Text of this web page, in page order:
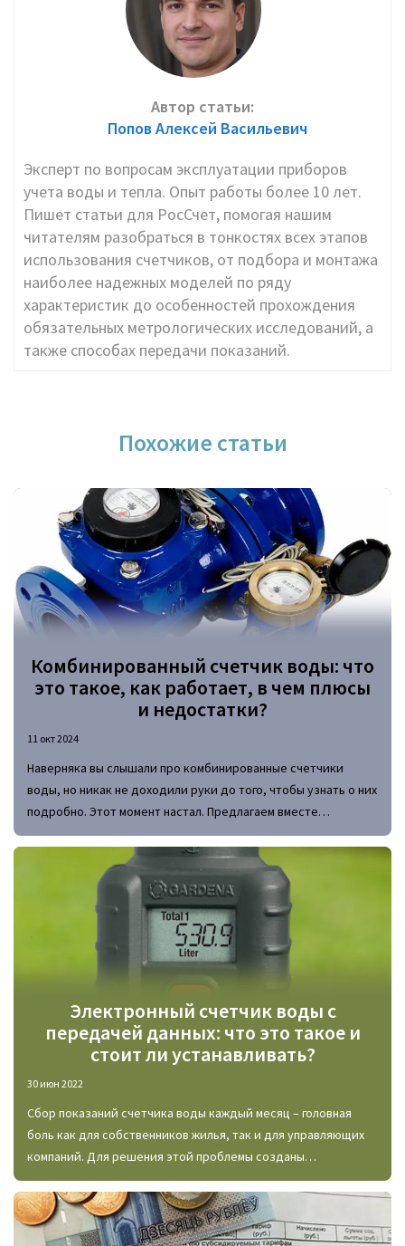
Автор статьи:
Попов Алексей Васильевич
Эксперт по вопросам эксплуатации приборов
учета воды и тепла. Опыт работы более 10 лет.
Пишет статьи для РосСчет, помогая нашим
читателям разобраться в тонкостях всех этапов
использования счетчиков, от подбора и монтажа
наиболее надежных моделей по ряду
характеристик до особенностей прохождения
обязательных метрологических исследований, а
также способах передачи показаний.
Похожие статьи
Комбинированный счетчик воды: что
это такое, как работает, в чем плюсы
и недостатки?
11 окт 2024
Наверняка вы слышали про комбинированные счетчики
воды, но никак не доходили руки до того, чтобы узнать о них
подробно. Этот момент настал. Предлагаем вместе
разобраться с тем, как такие приборы работают и из чего
сделаны, где используются, а еще в чем их достоинства и
Электронный счетчик воды с
передачей данных: что это такое и
стоит ли устанавливать?
30 июн 2022
Сбор показаний счетчика воды каждый месяц – головная
боль как для собственников жилья, так и для управляющих
компаний. Для решения этой проблемы созданы
электронные приборы учета с дистанционным снятием
данных о расходе воды. В чем заключаются преимущества
этих счетчиков и обязательно ли нужно менять стандартный